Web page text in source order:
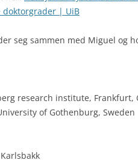
doktorgrader | UiB
seg sammen med Miguel og
research institute, Frankfurt,
of Gothenburg, Sweden